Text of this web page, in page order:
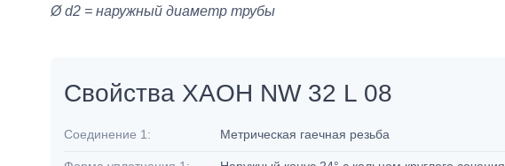
Ø d2 = наружный диаметр трубы
Свойства XAOH NW 32 L 08
Соединение 1: Метрическая гаечная резьба